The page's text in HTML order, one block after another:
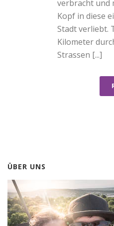
verbracht und
Kopf in diese
Stadt verliebt.
Kilometer
Strassen [...]
ÜBER UNS